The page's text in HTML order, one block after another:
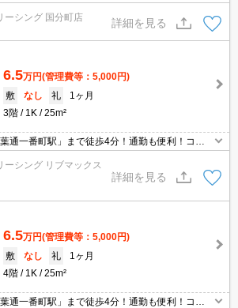
歩圏内。オートロック・TVインターホン付きな
も安心です。追い焚き・温水洗浄便座・宅配BO
ーシング 国分町店
詳細を見る
6.5万円(管理費等：5,000円)
敷
なし 礼
1ヶ月
3階
1K 25m²
通一番町駅」まで徒歩4分！通勤も便利！コン
歩圏内。オートロック・TVインターホン付きな
も安心です。追い焚き・温水洗浄便座・宅配BO
ーシング リブマックス
詳細を見る
6.5万円(管理費等：5,000円)
敷
なし 礼
1ヶ月
4階
1K 25m²
通一番町駅」まで徒歩4分！通勤も便利！コン